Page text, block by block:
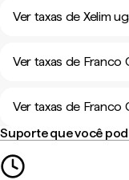
Ver taxas de Xelim
Ver taxas de Franco
Ver taxas de Franco
Suporte que você